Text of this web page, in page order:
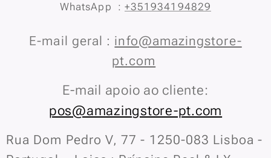
WhatsApp : +351934194829
E-mail geral : info@amazingstore-
pt.com
E-mail apoio ao cliente:
pos@amazingstore-pt.com
Rua Dom Pedro V, 77 - 1250-083 Lisboa -